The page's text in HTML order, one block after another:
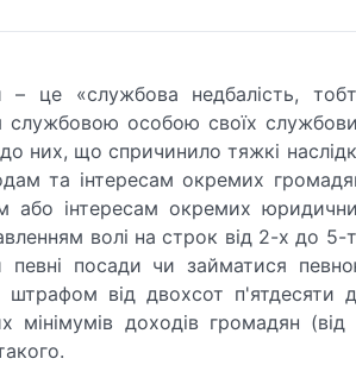
це «службова недбалість,
службовою особою своїх
них, що спричинило тяжкі
та інтересам окремих
або інтересам окремих
волі на строк від 2-х до 5-
певні посади чи займатися
штрафом від двохсот п'ятдесяти
мінімумів доходів громадян (від